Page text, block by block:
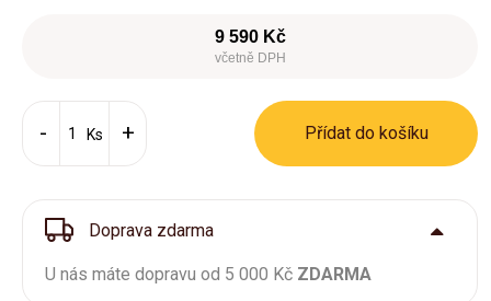
9 590 Kč
včetně DPH
Ks Přídat do košíku
Doprava zdarma
U nás máte dopravu od 5 000 Kč ZDARMA